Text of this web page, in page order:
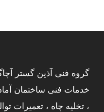
گروه فنی آذین گستر
خدمات فنی ساختمان
، تخلیه چاه ، تعمیرات